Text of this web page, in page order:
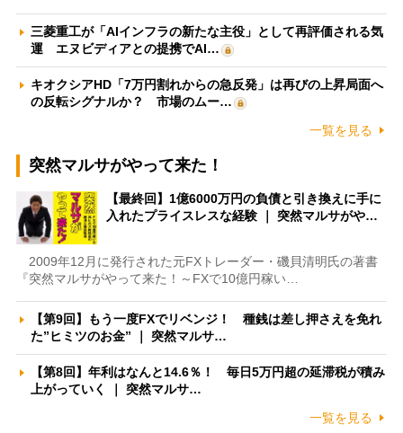
三菱重工が「AIインフラの新たな主役」として再評価される気
運 エヌビディアとの提携でAI…
キオクシアHD「7万円割れからの急反発」は再びの上昇局面へ
の反転シグナルか？ 市場のムー…
一覧を見る
突然マルサがやって来た！
【最終回】1億6000万円の負債と引き換えに手に
入れたプライスレスな経験 ｜ 突然マルサがや…
2009年12月に発行された元FXトレーダー・磯貝清明氏の著書
『突然マルサがやって来た！～FXで10億円稼い…
【第9回】もう一度FXでリベンジ！ 種銭は差し押さえを免れ
た”ヒミツのお金” ｜ 突然マルサ…
【第8回】年利はなんと14.6％！ 毎日5万円超の延滞税が積み
上がっていく ｜ 突然マルサ…
一覧を見る